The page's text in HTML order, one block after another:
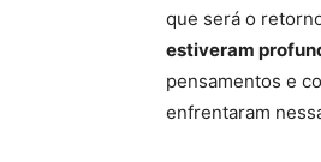
que será o
estiveram
pensamentos e
enfrentaram